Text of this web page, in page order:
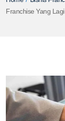
Franchise Yang